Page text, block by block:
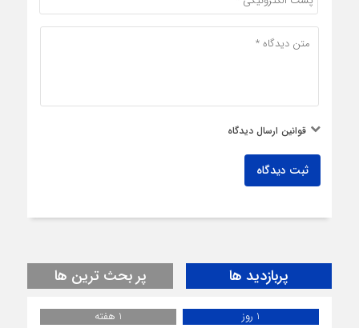
قوانین ارسال دیدگاه
ثبت دیدگاه
پربازدید ها پر بحث ترین ها
1 روز
1 هفته